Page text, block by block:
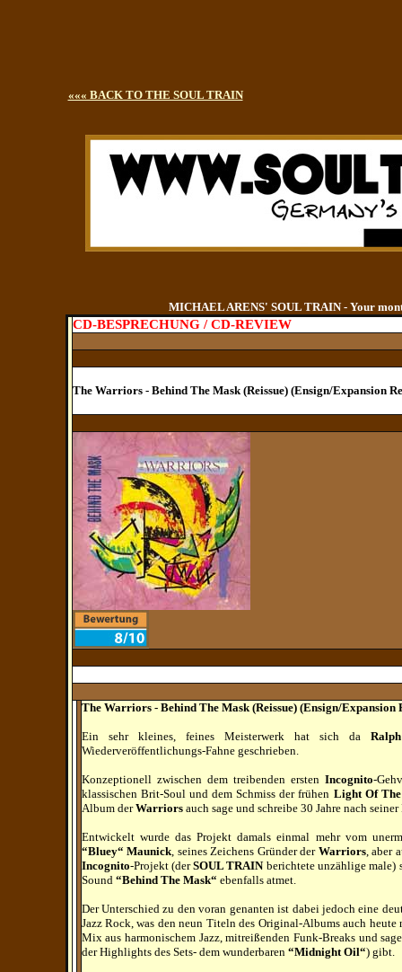
««« BACK TO THE SOUL TRAIN
MICHAEL ARENS' SOUL TRAIN - Your
CD-BESPRECHUNG / CD-REVIEW
The Warriors - Behind The Mask (Reissue) (Ensign/Expansion
The Warriors - Behind The Mask (Reissue) (Ensign/Expansion
Ein sehr kleines, feines Meisterwerk hat sich da
Wiederveröffentlichungs-Fahne geschrieben.
Konzeptionell zwischen dem treibenden ersten Incognito-
klassischen Brit-Soul und dem Schmiss der frühen Light Of
Album derWarriorsauch sage und schreibe 30 Jahre nach
Entwickelt wurde das Projekt damals einmal mehr vom
“Bluey“ Maunick, seines Zeichens Gründer der Warriors, aber
Incognito-Projekt (derSOUL TRAINberichtete unzählige male)
Sound “Behind The Mask“ ebenfalls atmet.
Der Unterschied zu den voran genanten ist dabei jedoch eine
Jazz Rock, was den neun Titeln des Original-Albums auch
Mix aus harmonischem Jazz, mitreißenden Funk-Breaks und
der Highlights des Sets- dem wunderbaren “Midnight Oil“) gibt.